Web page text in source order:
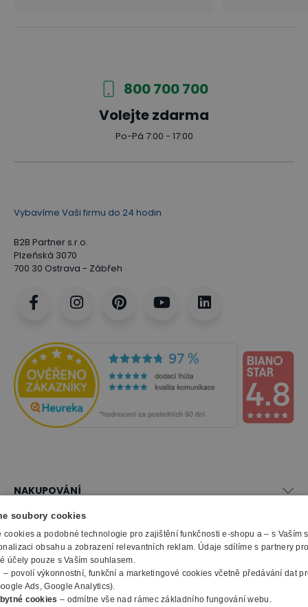
800 700 700
Volejte zdarma
Po-Pá 7:00 - 17:00
Vybavíme Vaši firmu do 24 hodin
B2B Partner s.r.o.
Plzeňská 3070
700 30 Ostrava - Zábřeh
NAKUPOVÁNÍ
Vše o nákupu
Obchodní podmínky
Doprava a montáž
Možnosti platby
Záruka, servis, reklamace
Ochrana osobních údajů
SLUŽBY
Naše katalogy
Reklamační formulář
Výroba kancelářského nábytku
Zpracování elektroodpadu
O FIRMĚ
O nás
soubory cookies
cookies a podobné technologie pro zajištění funkčnosti e-shopu a – s Vaším
obsahu a zobrazení relevantních reklam. Údaje sdílíme s partnery
účely pouze s Vaším souhlasem.
– povolí výkonnostní, funkční a marketingové cookies včetně předávání dat
Ads, Google Analytics).
cookies – odmítne vše nad rámec základního fungování webu.